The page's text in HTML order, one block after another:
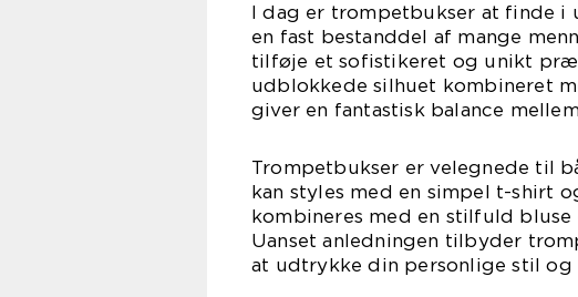
I dag er trompetbukser at finde
en fast bestanddel af mange
tilføje et sofistikeret og unikt
udblokkede silhuet kombineret
giver en fantastisk balance
Trompetbukser er velegnede til
kan styles med en simpel t-shirt
kombineres med en stilfuld
Uanset anledningen tilbyder
at udtrykke din personlige stil